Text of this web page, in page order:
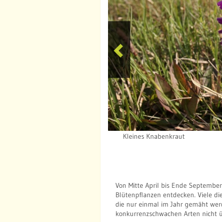
P
r
e
v
i
o
s
Kleines Knabenkraut
Von Mitte April bis Ende
Blütenpflanzen entdecken. Viele
die nur einmal im Jahr gemäht
konkurrenzschwachen Arten nicht